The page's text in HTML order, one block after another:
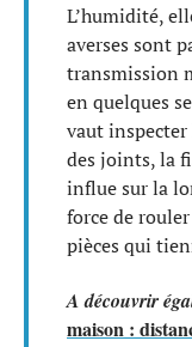
L’humidité,
averses sont
transmission
en quelques
vaut inspecter
des joints, la
influe sur la
force de
pièces qui
A découvrir
maison :